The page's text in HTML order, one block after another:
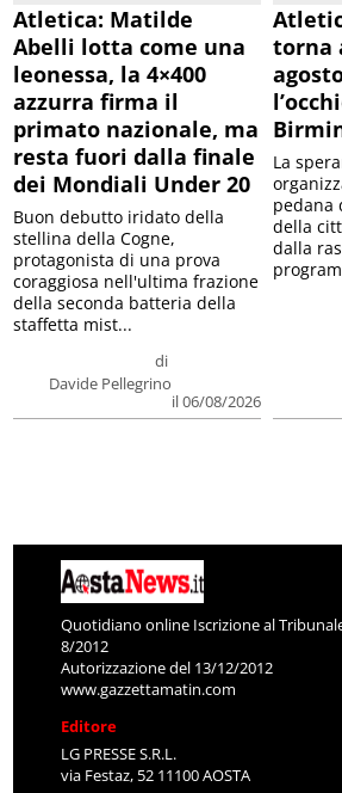
Atletica: Matilde
Abelli lotta come una
leonessa, la 4×400
azzurra firma il
primato nazionale, ma
resta fuori dalla finale
dei Mondiali Under 20
di
Davide Pellegrino
il 06/08/2026
Buon debutto iridato della
stellina della Cogne,
protagonista di una prova
coraggiosa nell'ultima frazione
della seconda batteria della
staffetta mist...
torna
La
pedana
della
dalla
Quotidiano online Iscrizione al
8/2012
Autorizzazione del 13/12/2012
www.gazzettamatin.com
Editore
LG PRESSE S.R.L.
via Festaz, 52 11100 AOSTA